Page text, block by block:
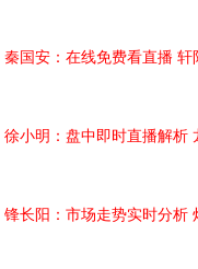
秦国安：在线免费看直播 轩
徐小明：盘中即时直播解析
锋长阳：市场走势实时分析